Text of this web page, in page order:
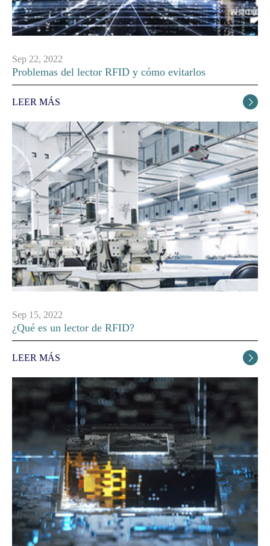
Sep 22, 2022
Problemas del lector RFID y cómo evitarlos
LEER MÁS 
Sep 15, 2022
¿Qué es un lector de RFID?
LEER MÁS 